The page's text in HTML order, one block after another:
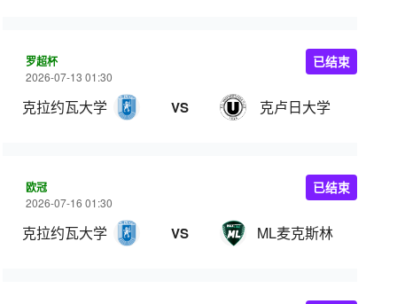
罗超杯
2026-07-13 01:30
克拉约瓦大学 VS 克卢日大学
已结束
欧冠
2026-07-16 01:30
克拉约瓦大学 VS ML麦克斯林
已结束